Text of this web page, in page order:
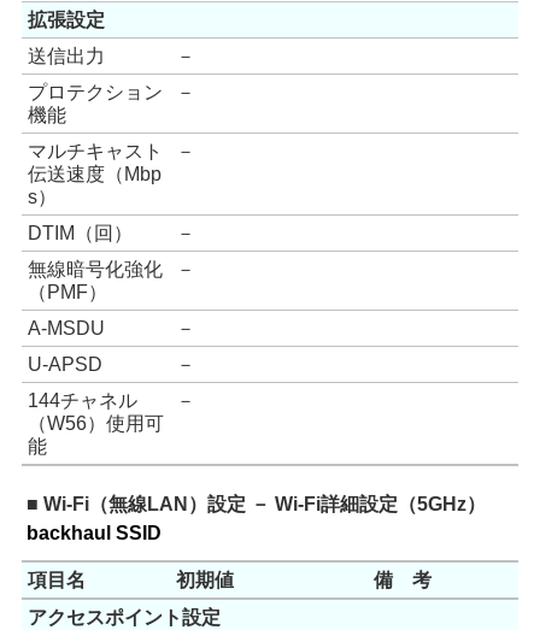
拡張設定
送信出力
－
プロテクション
機能
－
マルチキャスト
伝送速度（Mbp
s）
－
DTIM（回）
－
無線暗号化強化
（PMF）
－
A-MSDU
－
U-APSD
－
144チャネル
（W56）使用可
能
－
■ Wi-Fi（無線LAN）設定 － Wi-Fi詳細設定（5GHz）
backhaul SSID
項目名 初期値
備 考
アクセスポイント設定